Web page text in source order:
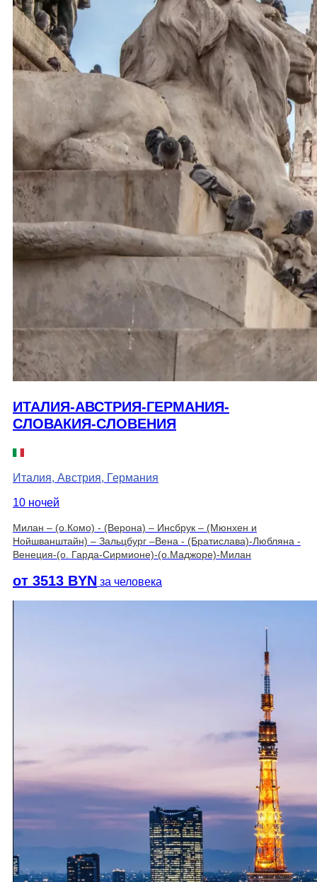
ИТАЛИЯ-АВСТРИЯ-ГЕРМАНИЯ-
СЛОВАКИЯ-СЛОВЕНИЯ
Италия, Австрия, Германия
10 ночей
Милан – (о.Комо) - (Верона) – Инсбрук – (Мюнхен и
Нойшванштайн) – Зальцбург –Вена - (Братислава)-Любляна -
Венеция-(о. Гарда-Сирмионе)-(о.Маджоре)-Милан
от 3513 BYN за человека